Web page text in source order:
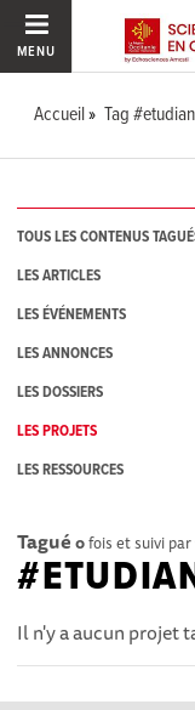
MENU
Accueil Tag
TOUS LES CONTENUS
LES ARTICLES
LES ÉVÉNEMENTS
LES ANNONCES
LES DOSSIERS
LES PROJETS
LES RESSOURCES
Tagué 0fois et suivi par
Il n'y a aucun projet